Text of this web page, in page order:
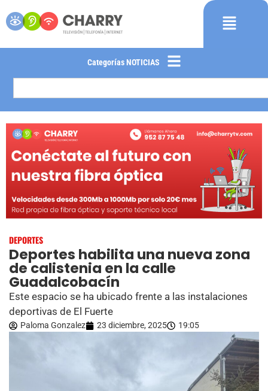
Categorías NOTICIAS
DEPORTES
Deportes habilita una nueva zona
de calistenia en la calle
Guadalcobacín
Este espacio se ha ubicado frente a las instalaciones
deportivas de El Fuerte
Paloma Gonzalez 23 diciembre, 2025 19:05